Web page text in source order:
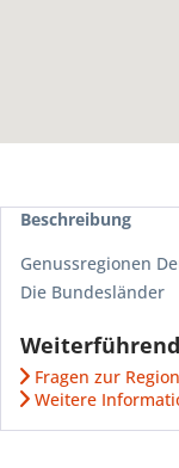
Beschreibung
Genussregionen
Die Bundesländer
Fragen zur
Weitere